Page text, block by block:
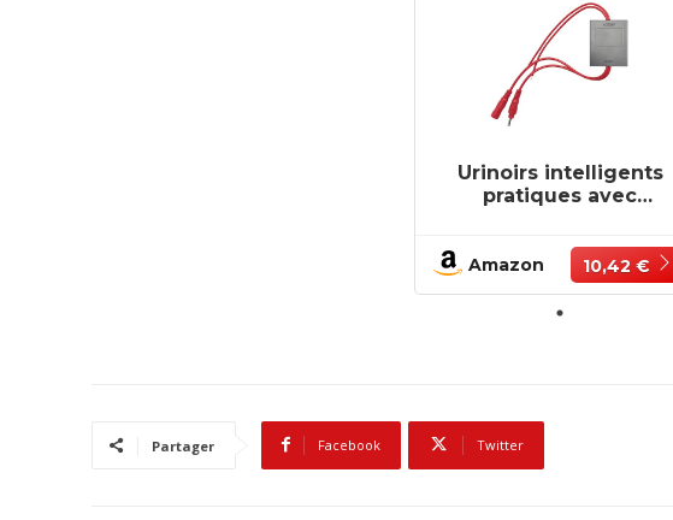
Urinoirs intelligents
pratiques avec
- Accessoire portable
pour une utilisation
facile dans les
toilettes en
Amazon 10,42 €
Partager Facebook Twitter